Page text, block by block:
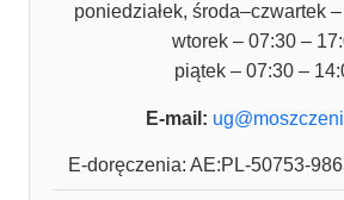
poniedziałek, środa–czwartek
wtorek – 07:30 –
piątek – 07:30 –
E-mail:
E-doręczenia: AE:PL-50753-